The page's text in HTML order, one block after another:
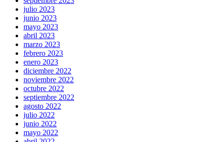
julio 2023
junio 2023
mayo 2023
abril 2023
marzo 2023
febrero 2023
enero 2023
diciembre 2022
noviembre 2022
octubre 2022
septiembre 2022
agosto 2022
julio 2022
junio 2022
mayo 2022